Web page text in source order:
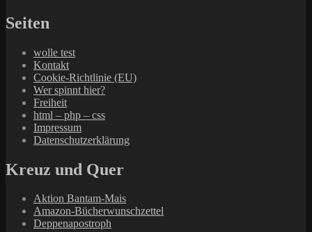
Seiten
wolle test
Kontakt
Cookie-Richtlinie (EU)
Wer spinnt hier?
Freiheit
html – php – css
Impressum
Datenschutzerklärung
Kreuz und Quer
Aktion Bantam-Mais
Amazon-Bücherwunschzettel
Deppenapostroph